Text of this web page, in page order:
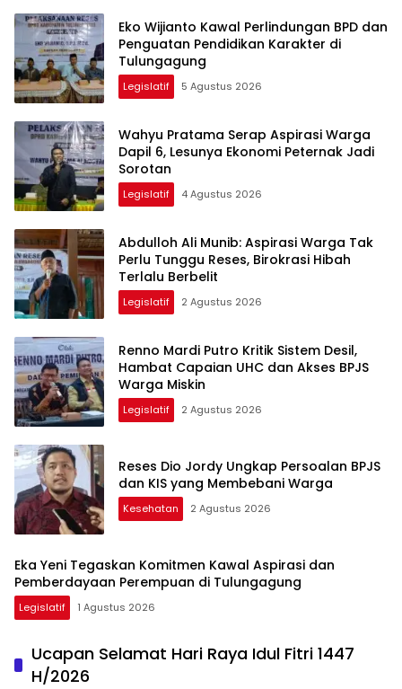
Eko Wijianto Kawal Perlindungan BPD dan
Penguatan Pendidikan Karakter di
Tulungagung
Legislatif 5 Agustus 2026
Wahyu Pratama Serap Aspirasi Warga
Dapil 6, Lesunya Ekonomi Peternak Jadi
Sorotan
Legislatif 4 Agustus 2026
Abdulloh Ali Munib: Aspirasi Warga Tak
Perlu Tunggu Reses, Birokrasi Hibah
Terlalu Berbelit
Legislatif 2 Agustus 2026
Renno Mardi Putro Kritik Sistem Desil,
Hambat Capaian UHC dan Akses BPJS
Warga Miskin
Legislatif 2 Agustus 2026
Reses Dio Jordy Ungkap Persoalan BPJS
dan KIS yang Membebani Warga
Kesehatan 2 Agustus 2026
Eka Yeni Tegaskan Komitmen Kawal Aspirasi dan
Pemberdayaan Perempuan di Tulungagung
Legislatif 1 Agustus 2026
Ucapan Selamat Hari Raya Idul Fitri 1447
H/2026